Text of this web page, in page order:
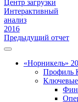
Центр загрузки
Интерактивный
анализ
2016
Предыдущий отчет
«Норникель»
Профиль
Ключевые